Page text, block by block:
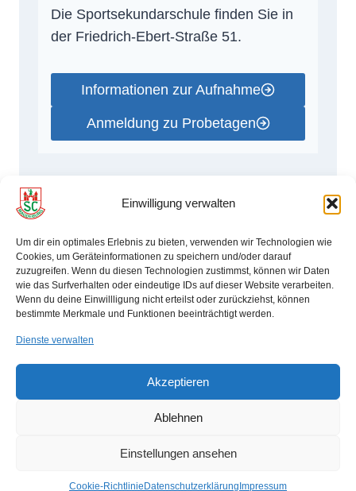
Einwilligung verwalten
Um dir ein optimales Erlebnis zu bieten, verwenden wir Technologien wie
Cookies, um Geräteinformationen zu speichern und/oder darauf
zuzugreifen. Wenn du diesen Technologien zustimmst, können wir Daten
wie das Surfverhalten oder eindeutige IDs auf dieser Website verarbeiten.
Wenn du deine Einwillligung nicht erteilst oder zurückziehst, können
bestimmte Merkmale und Funktionen beeinträchtigt werden.
Dienste verwalten
Akzeptieren
Ablehnen
Einstellungen ansehen
Cookie-Richtlinie Datenschutzerklärung Impressum
Die Sportsekundarschule finden Sie in
der Friedrich-Ebert-Straße 51.
Informationen zur Aufnahme
Anmeldung zu Probetagen
Startseite SCM Schwimmen
Datenschutzerklärung
Impressum
Cookie-Richtlinie (EU)